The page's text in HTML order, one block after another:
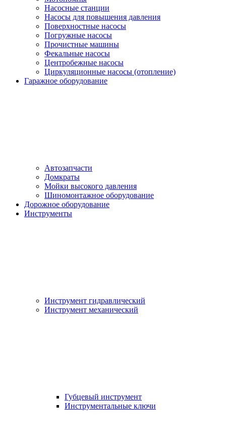
Насосные станции
Насосы для повышения давления
Поверхностные насосы
Погружные насосы
Прочистные машины
Фекальные насосы
Центробежные насосы
Циркуляционные насосы (отопление)
Гаражное оборудование
Автозапчасти
Домкраты
Мойки высокого давления
Шиномонтажное оборудование
Дорожное оборудование
Инструменты
Инструмент гидравлический
Инструмент механический
Губцевый инструмент
Инструментальные ключи